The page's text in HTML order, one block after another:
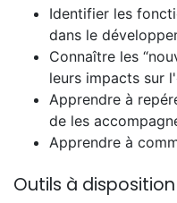
Identifier les
dans le
Connaître les
leurs impacts sur
Apprendre à
de les
Apprendre à
Outils à disposition